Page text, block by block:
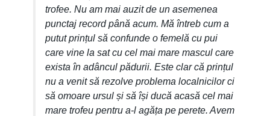
trofee. Nu am mai auzit de un asemenea
punctaj record până acum. Mă întreb cum a
putut prințul să confunde o femelă cu pui
care vine la sat cu cel mai mare mascul care
exista în adâncul pădurii. Este clar că prințul
nu a venit să rezolve problema localnicilor ci
să omoare ursul și să își ducă acasă cel mai
mare trofeu pentru a-l agăța pe perete. Avem